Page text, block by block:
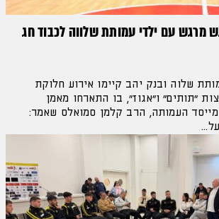
מרגש עם ילדי עמותת שלווה לכבוד חג
שלוה ובנק יהב קיימו אירוע חלוקת
"תותים" ו"אגוז", בו התארחו מאמן
העמותה, הרב קלמן סמואלס שאמר: